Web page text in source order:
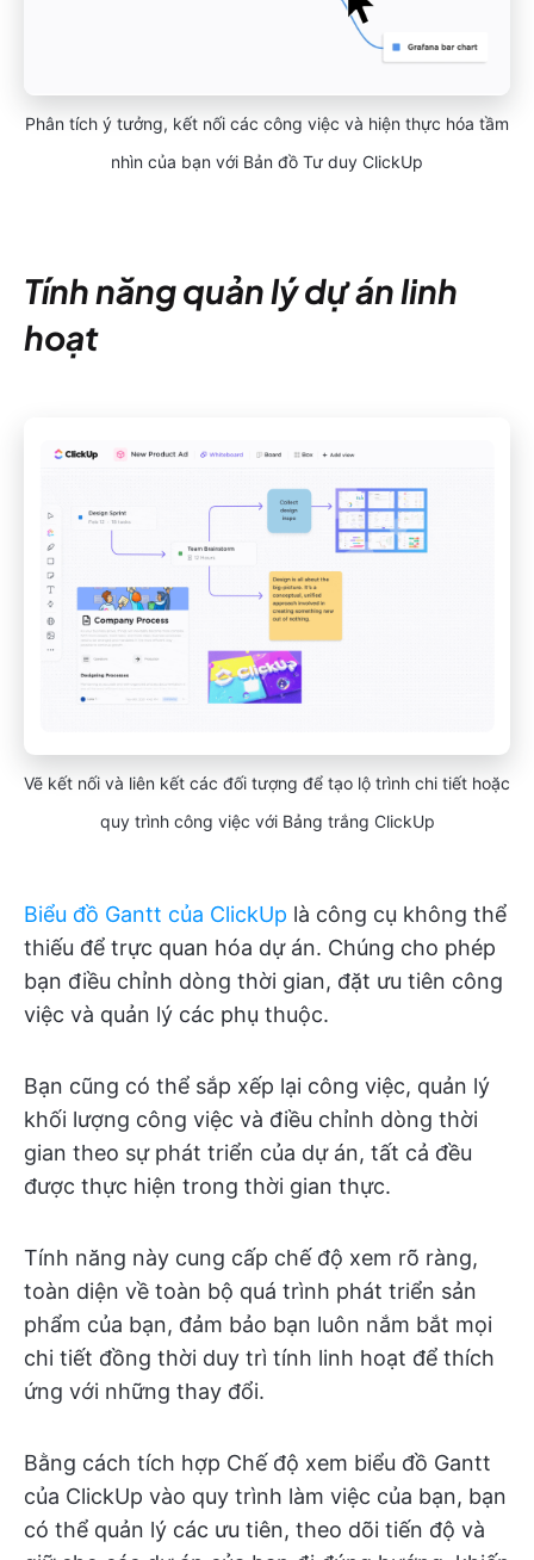
Phân tích ý tưởng, kết nối các công việc và hiện thực hóa tầm
nhìn của bạn với Bản đồ Tư duy ClickUp
Tính năng quản lý dự án linh
hoạt
Vẽ kết nối và liên kết các đối tượng để tạo lộ trình chi tiết hoặc
quy trình công việc với Bảng trắng ClickUp
Biểu đồ Gantt của ClickUp là công cụ không thể
thiếu để trực quan hóa dự án. Chúng cho phép
bạn điều chỉnh dòng thời gian, đặt ưu tiên công
việc và quản lý các phụ thuộc.
Bạn cũng có thể sắp xếp lại công việc, quản lý
khối lượng công việc và điều chỉnh dòng thời
gian theo sự phát triển của dự án, tất cả đều
được thực hiện trong thời gian thực.
Tính năng này cung cấp chế độ xem rõ ràng,
toàn diện về toàn bộ quá trình phát triển sản
phẩm của bạn, đảm bảo bạn luôn nắm bắt mọi
chi tiết đồng thời duy trì tính linh hoạt để thích
ứng với những thay đổi.
Bằng cách tích hợp Chế độ xem biểu đồ Gantt
của ClickUp vào quy trình làm việc của bạn, bạn
có thể quản lý các ưu tiên, theo dõi tiến độ và